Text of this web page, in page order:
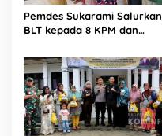
Pemdes Sukarami Salurkan
BLT kepada 8 KPM dan
Rekening Bank